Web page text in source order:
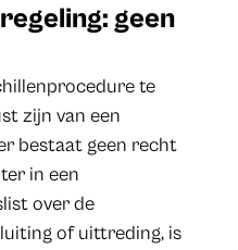
geen
te
zijn van een
bestaat geen recht
in een
over de
of uittreding, is